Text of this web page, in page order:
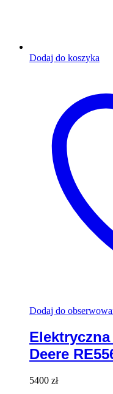
Dodaj do koszyka
Dodaj do
Deere
5400 zł